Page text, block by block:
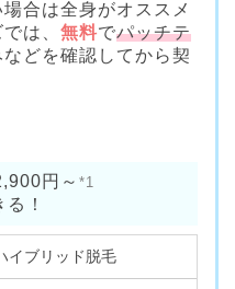
合は全身がオススメ
は、 無料でパッチテ
どを確認してから契
円～*1
！
イブリッド脱毛